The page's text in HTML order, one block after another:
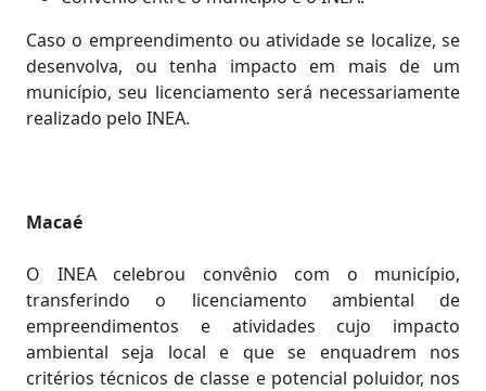
Caso o empreendimento ou atividade se localize, se
desenvolva, ou tenha impacto em mais de um
município, seu licenciamento será necessariamente
realizado pelo INEA.
Macaé
O INEA celebrou convênio com o município,
transferindo o licenciamento ambiental de
empreendimentos e atividades cujo impacto
ambiental seja local e que se enquadrem nos
critérios técnicos de classe e potencial poluidor, nos